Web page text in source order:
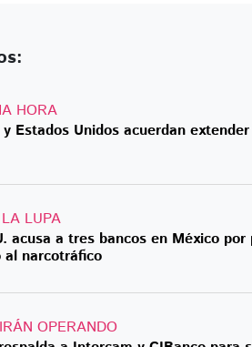
HORA
Estados Unidos acuerdan
LUPA
acusa a tres bancos en México
al narcotráfico
OPERANDO